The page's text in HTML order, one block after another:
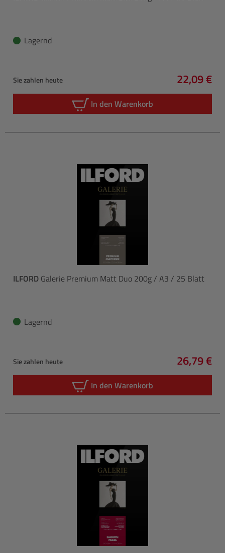
Lagernd
Sie zahlen heute 22,09 €
In den Warenkorb
ILFORD Galerie Premium Matt Duo 200g / A3 / 25 Blatt
Lagernd
Sie zahlen heute 26,79 €
In den Warenkorb